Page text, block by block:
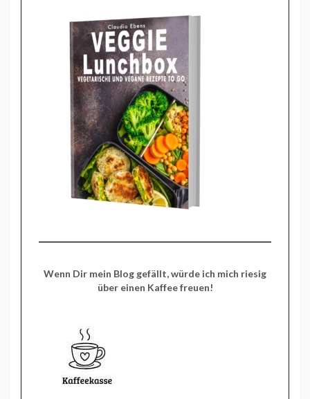
Wenn Dir mein Blog gefällt, würde ich mich riesig
über einen Kaffee freuen!